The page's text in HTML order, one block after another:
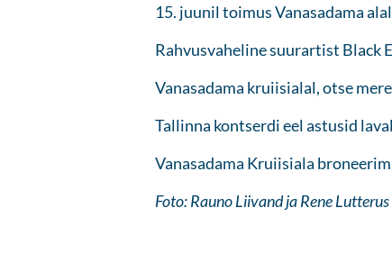
15. juunil toimus Vanasadama
Rahvusvaheline suurartist Black
Vanasadama kruiisialal, otse
Tallinna kontserdi eel astusid
Vanasadama Kruiisiala
Foto: Rauno Liivand ja Rene Lutterus